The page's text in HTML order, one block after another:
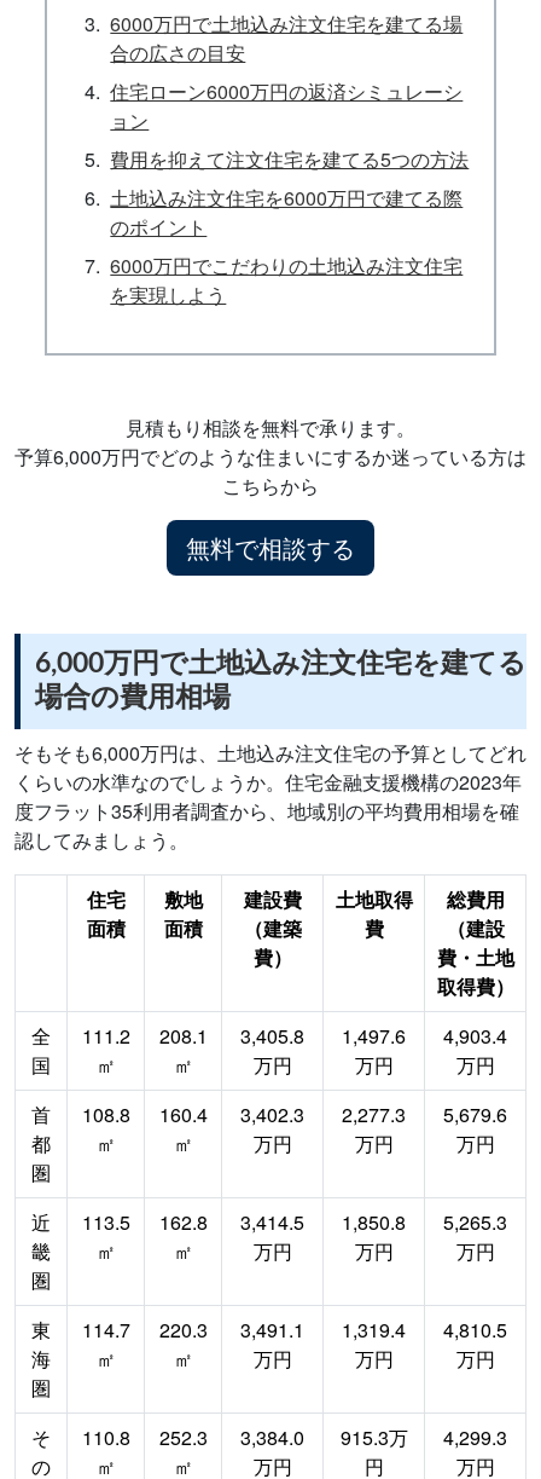
6000万円で土地込み注文住宅を建てる場
合の広さの目安
住宅ローン6000万円の返済シミュレーシ
ョン
費用を抑えて注文住宅を建てる5つの方法
土地込み注文住宅を6000万円で建てる際
のポイント
6000万円でこだわりの土地込み注文住宅
を実現しよう
見積もり相談を無料で承ります。
予算6,000万円でどのような住まいにするか迷っている方は
こちらから
無料で相談する
6,000万円で土地込み注文住宅を建てる
場合の費用相場
そもそも6,000万円は、土地込み注文住宅の予算としてどれ
くらいの水準なのでしょうか。住宅金融支援機構の2023年
度フラット35利用者調査から、地域別の平均費用相場を確
認してみましょう。
住宅
面積
敷地
面積
建設費
（建築
費）
土地取得
費
総費用
（建設
費・土地
取得費）
全
国
111.2
㎡
208.1
㎡
3,405.8
万円
1,497.6
万円
4,903.4
万円
首
都
圏
108.8
㎡
160.4
㎡
3,402.3
万円
2,277.3
万円
5,679.6
万円
近
畿
圏
113.5
㎡
162.8
㎡
3,414.5
万円
1,850.8
万円
5,265.3
万円
東
海
圏
114.7
㎡
220.3
㎡
3,491.1
万円
1,319.4
万円
4,810.5
万円
そ
の
110.8
㎡
252.3
㎡
3,384.0
万円
915.3万
円
4,299.3
万円